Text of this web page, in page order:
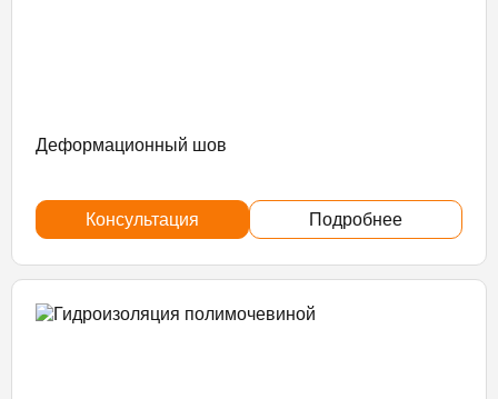
Деформационный шов
Консультация Подробнее